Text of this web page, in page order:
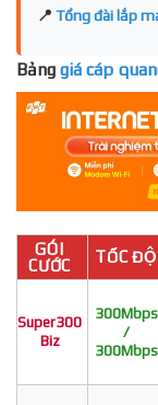
📍 Tổng đài lắp
Bảng giá cáp
GÓI
CƯỚC
TỐC ĐỘ
Super300
Biz
300Mbps
/
300Mbps